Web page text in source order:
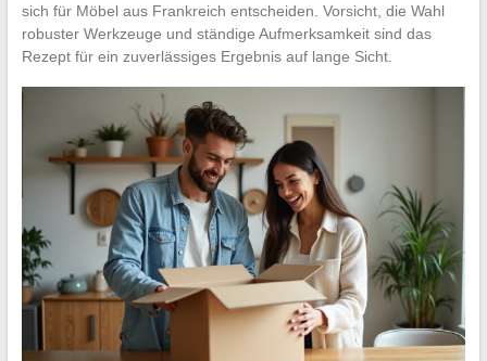
sich für Möbel aus Frankreich entscheiden. Vorsicht, die Wahl
robuster Werkzeuge und ständige Aufmerksamkeit sind das
Rezept für ein zuverlässiges Ergebnis auf lange Sicht.